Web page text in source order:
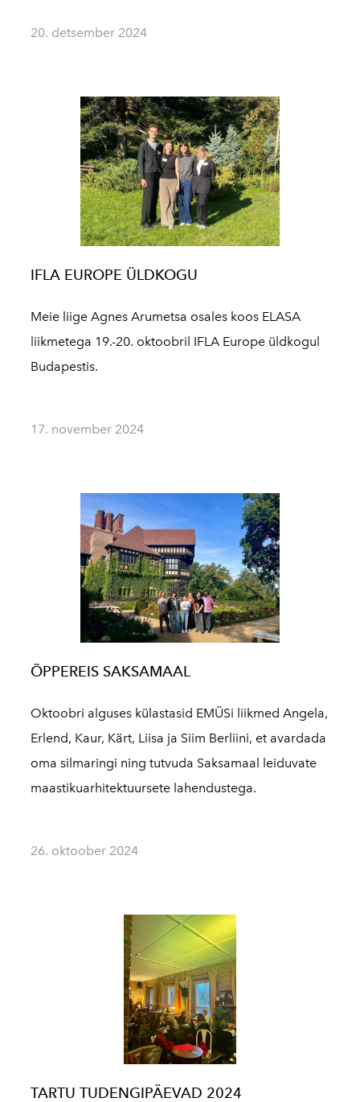
20. detsember 2024
IFLA EUROPE ÜLDKOGU
Meie liige Agnes Arumetsa osales koos ELASA
liikmetega 19.-20. oktoobril IFLA Europe üldkogul
Budapestis.
17. november 2024
ÕPPEREIS SAKSAMAAL
Oktoobri alguses külastasid EMÜSi liikmed Angela,
Erlend, Kaur, Kärt, Liisa ja Siim Berliini, et avardada
oma silmaringi ning tutvuda Saksamaal leiduvate
maastikuarhitektuursete lahendustega.
26. oktoober 2024
TARTU TUDENGIPÄEVAD 2024